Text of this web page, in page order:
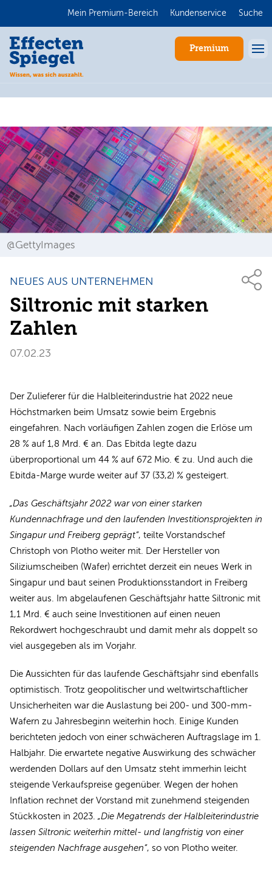
Mein Premium-Bereich Kundenservice Suche
Premium
@GettyImages
NEUES AUS UNTERNEHMEN
Siltronic mit starken
Zahlen
07.02.23
Der Zulieferer für die Halbleiterindustrie hat 2022 neue
Höchstmarken beim Umsatz sowie beim Ergebnis
eingefahren. Nach vorläufigen Zahlen zogen die Erlöse um
28 % auf 1,8 Mrd. € an. Das Ebitda legte dazu
überproportional um 44 % auf 672 Mio. € zu. Und auch die
Ebitda-Marge wurde weiter auf 37 (33,2) % gesteigert.
„Das Geschäftsjahr 2022 war von einer starken
Kundennachfrage und den laufenden Investitionsprojekten in
Singapur und Freiberg geprägt“, teilte Vorstandschef
Christoph von Plotho weiter mit. Der Hersteller von
Siliziumscheiben (Wafer) errichtet derzeit ein neues Werk in
Singapur und baut seinen Produktionsstandort in Freiberg
weiter aus. Im abgelaufenen Geschäftsjahr hatte Siltronic mit
1,1 Mrd. € auch seine Investitionen auf einen neuen
Rekordwert hochgeschraubt und damit mehr als doppelt so
viel ausgegeben als im Vorjahr.
Die Aussichten für das laufende Geschäftsjahr sind ebenfalls
optimistisch. Trotz geopolitischer und weltwirtschaftlicher
Unsicherheiten war die Auslastung bei 200- und 300-mm-
Wafern zu Jahresbeginn weiterhin hoch. Einige Kunden
berichteten jedoch von einer schwächeren Auftragslage im 1.
Halbjahr. Die erwartete negative Auswirkung des schwächer
werdenden Dollars auf den Umsatz steht immerhin leicht
steigende Verkaufspreise gegenüber. Wegen der hohen
Inflation rechnet der Vorstand mit zunehmend steigenden
Stückkosten in 2023. „Die Megatrends der Halbleiterindustrie
lassen Siltronic weiterhin mittel- und langfristig von einer
steigenden Nachfrage ausgehen“, so von Plotho weiter.
Anmelden